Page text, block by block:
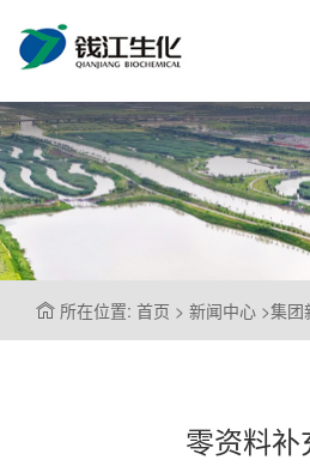
所在位置: 首页 > 新闻中心 >集团
零资料